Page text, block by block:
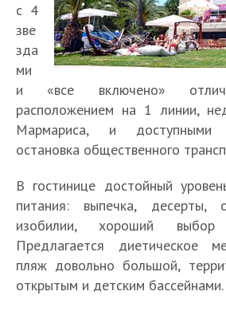
с 4
зве
зда
ми
и «все включено»
расположением на 1 линии,
Мармариса, и
остановка общественного
В гостинице достойный
питания: выпечка, десерты,
изобилии, хороший
Предлагается диетическое
пляж довольно большой,
открытым и детским бассейнами.